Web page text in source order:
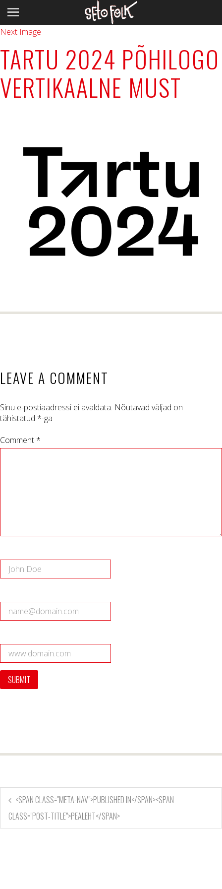
Previous Image
Next Image
TARTU 2024 PÕHILOGO
VERTIKAALNE MUST
LEAVE A COMMENT
Sinu e-postiaadressi ei avaldata. Nõutavad väljad on
tähistatud *-ga
Comment *
<SPAN CLASS="META-NAV">PUBLISHED IN</SPAN><SPAN
CLASS="POST-TITLE">PEALEHT</SPAN>